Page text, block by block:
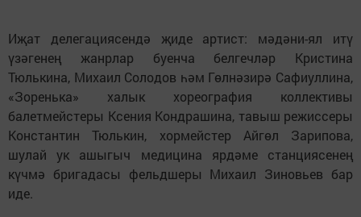
Иҗат делегациясендә җиде артист: мәдәни-ял итү
үзәгенең жанрлар буенча белгечләр Кристина
Тюлькина, Михаил Солодов һәм Гөлнәзирә Сафиуллина,
«Зоренька» халык хореография коллективы
балетмейстеры Ксения Кондрашина, тавыш режиссеры
Константин Тюлькин, хормейстер Айгөл Зарипова,
шулай ук ашыгыч медицина ярдәме станциясенең
күчмә бригадасы фельдшеры Михаил Зиновьев бар
иде.